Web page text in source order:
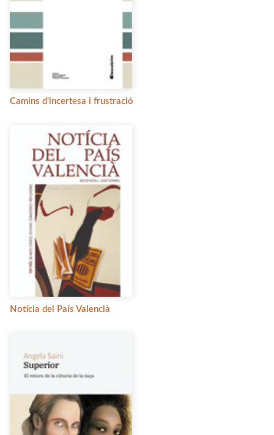
Camins d'incertesa i frustració
Notícia del País Valencià